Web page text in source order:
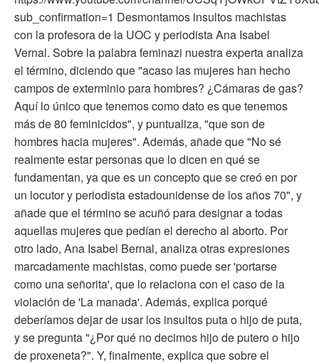
sub_confirmation=1 Desmontamos insultos machistas
con la profesora de la UOC y periodista Ana Isabel
Vernal. Sobre la palabra feminazi nuestra experta analiza
el término, diciendo que "acaso las mujeres han hecho
campos de exterminio para hombres? ¿Cámaras de gas?
Aquí lo único que tenemos como dato es que tenemos
más de 80 feminicidos", y puntualiza, "que son de
hombres hacia mujeres". Además, añade que "No sé
realmente estar personas que lo dicen en qué se
fundamentan, ya que es un concepto que se creó en por
un locutor y periodista estadounidense de los años 70", y
añade que el término se acuñó para designar a todas
aquellas mujeres que pedían el derecho al aborto. Por
otro lado, Ana Isabel Bernal, analiza otras expresiones
marcadamente machistas, como puede ser 'portarse
como una señorita', que lo relaciona con el caso de la
violación de 'La manada'. Además, explica porqué
deberíamos dejar de usar los insultos puta o hijo de puta,
y se pregunta "¿Por qué no decimos hijo de putero o hijo
de proxeneta?". Y, finalmente, explica que sobre el